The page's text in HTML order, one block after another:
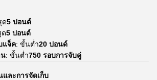
ด5 ปอนด์
ด5 ปอนด์
แจ็ค: ขั้นต่ำ20 ปอนด์
น: ขั้นต่ำ750 รอบการจับคู่
ละการจัดเก็บ